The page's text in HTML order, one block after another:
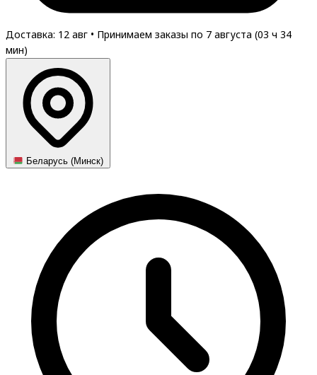
Доставка: 12 авг • Принимаем заказы по 7 августа (03 ч 34
мин)
Беларусь (Минск)